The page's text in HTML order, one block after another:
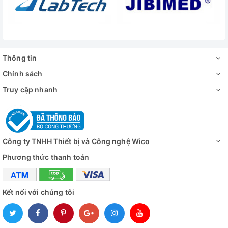
gian
0 – 9999 phút
mức
Vật liệu buồng
sấy
Kích thước tổng
thể
620 x 860 x 730 mm
Nguồn điện 220V - 50Hz
Cung cấp bao
- Tủ sấy 101-2BE: 1 chiếc
- Giá để mẫu sấy: 2 chiếc
Đánh giá
Thông tin
Chính sách
Truy cập nhanh
Công ty TNHH Thiết bị và Công nghệ Wico
Phương thức thanh toán
Kết nối với chúng tôi